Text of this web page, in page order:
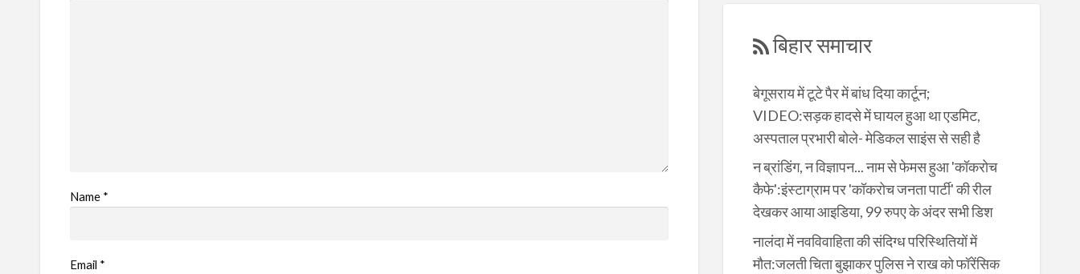
Name *
Email *
बिहार समाचार
बेगूसराय में टूटे पैर में बांध दिया कार्टून;
VIDEO:सड़क हादसे में घायल हुआ था एडमिट,
अस्पताल प्रभारी बोले- मेडिकल साइंस से सही है
न ब्रांडिंग, न विज्ञापन... नाम से फेमस हुआ 'कॉकरोच
कैफे':इंस्टाग्राम पर 'कॉकरोच जनता पार्टी' की रील
देखकर आया आइडिया, 99 रुपए के अंदर सभी डिश
नालंदा में नवविवाहिता की संदिग्ध परिस्थितियों में
मौत:जलती चिता बुझाकर पुलिस ने राख को फॉरेंसिक